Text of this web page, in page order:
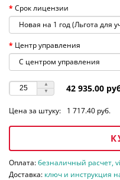
Срок лицензии
Центр управления
42 935.00
Цена за штуку: 1 717.40 руб.
Оплата:безналичный расчет,
Доставка: ключ и инструкция